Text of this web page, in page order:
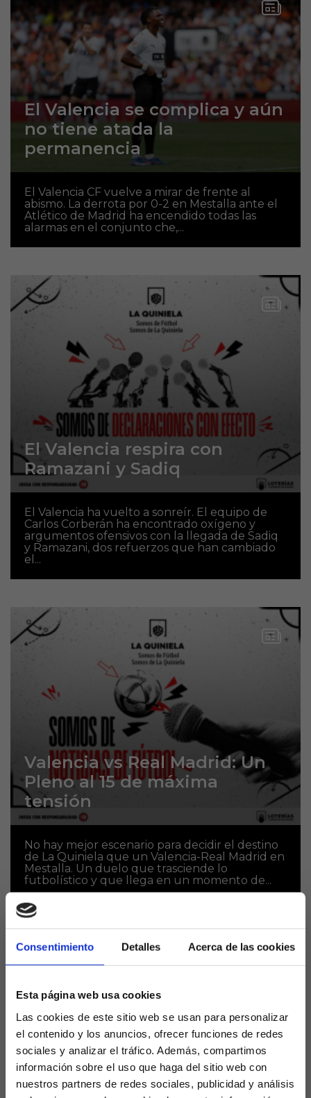
Consentimiento Detalles Acerca de las cookies
Esta página web usa cookies
Las cookies de este sitio web se usan para personalizar
el contenido y los anuncios, ofrecer funciones de redes
sociales y analizar el tráfico. Además, compartimos
información sobre el uso que haga del sitio web con
nuestros partners de redes sociales, publicidad y análisis
El Valencia se complica y aún
no tiene atada la
permanencia
El Valencia CF vuelve a mirar de frente al
abismo. La derrota por 0-2 en Mestalla ante el
Atlético de Madrid ha encendido todas las
alarmas en el conjunto che,...
El Valencia respira con
Ramazani y Sadiq
El Valencia ha vuelto a sonreír. El equipo de
Carlos Corberán ha encontrado oxígeno y
argumentos ofensivos con la llegada de Sadiq
y Ramazani, dos refuerzos que han cambiado
el...
Valencia vs Real Madrid: Un
Pleno al 15 de máxima
tensión
No hay mejor escenario para decidir el destino
de La Quiniela que un Valencia-Real Madrid en
Mestalla. Un duelo que trasciende lo
futbolístico y que llega en un momento de...
La resiliencia del Valencia: 2